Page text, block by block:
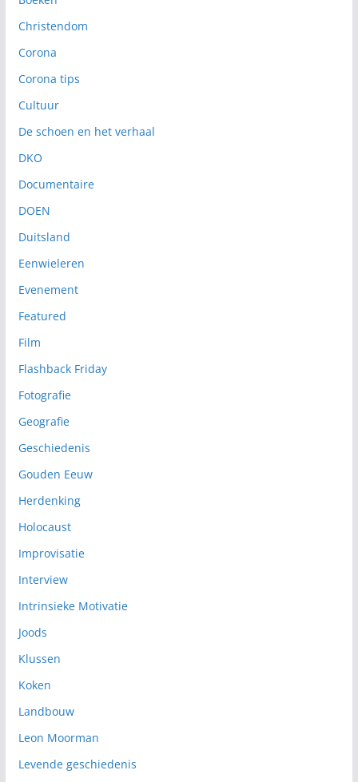
Christendom
Corona
Corona tips
Cultuur
De schoen en het verhaal
DKO
Documentaire
DOEN
Duitsland
Eenwieleren
Evenement
Featured
Film
Flashback Friday
Fotografie
Geografie
Geschiedenis
Gouden Eeuw
Herdenking
Holocaust
Improvisatie
Interview
Intrinsieke Motivatie
Joods
Klussen
Koken
Landbouw
Leon Moorman
Levende geschiedenis